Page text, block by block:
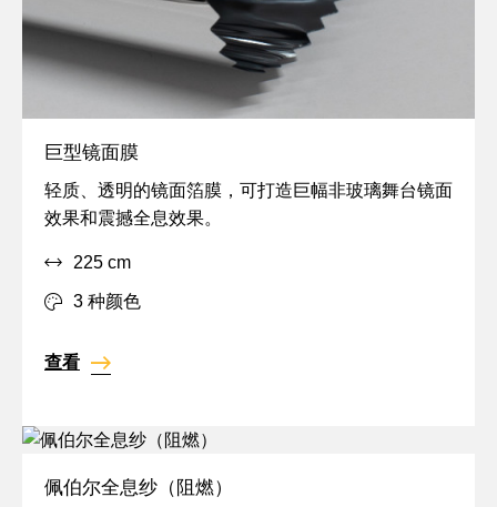
巨型镜面膜
轻质、透明的镜面箔膜，可打造巨幅非玻璃舞台镜面
效果和震撼全息效果。
定
制,
效,
透
真
实
面
225 cm
3 种颜色
查看
佩伯尔全息纱（阻燃）